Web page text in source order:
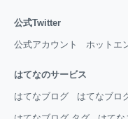
公式Twitter
公式アカウント ホットエ
はてなのサービス
はてなブログ はてなブロ